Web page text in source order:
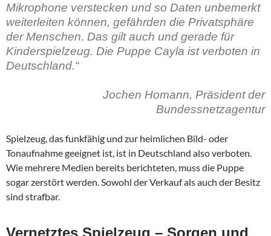
Mikrophone verstecken und so Daten unbemerkt
weiterleiten können, gefährden die Privatsphäre
der Menschen. Das gilt auch und gerade für
Kinderspielzeug. Die Puppe Cayla ist verboten in
Deutschland.“
Jochen Homann, Präsident der
Bundessnetzagentur
Spielzeug, das funkfähig und zur heimlichen Bild- oder
Tonaufnahme geeignet ist, ist in Deutschland also verboten.
Wie mehrere Medien bereits berichteten, muss die Puppe
sogar zerstört werden. Sowohl der Verkauf als auch der Besitz
sind strafbar.
Vernetztes Spielzeug – Sorgen und